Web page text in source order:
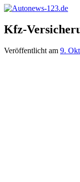
Zum
springen
Autonews-
123.de
Autonews
mit
Kfz-
Veröffentlicht am 9.